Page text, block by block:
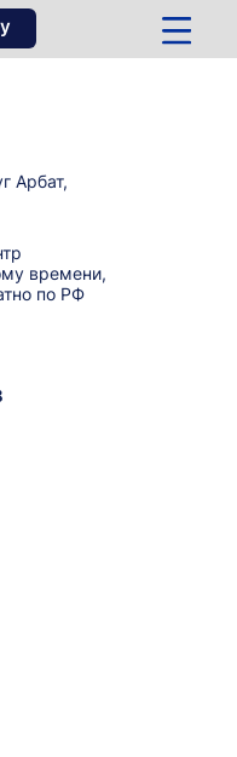
Арбат,
времени,
по РФ